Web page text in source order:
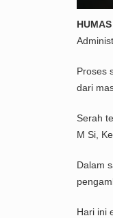
HUMAS
Proses
dari
Serah
M Si,
Dalam
Hari ini